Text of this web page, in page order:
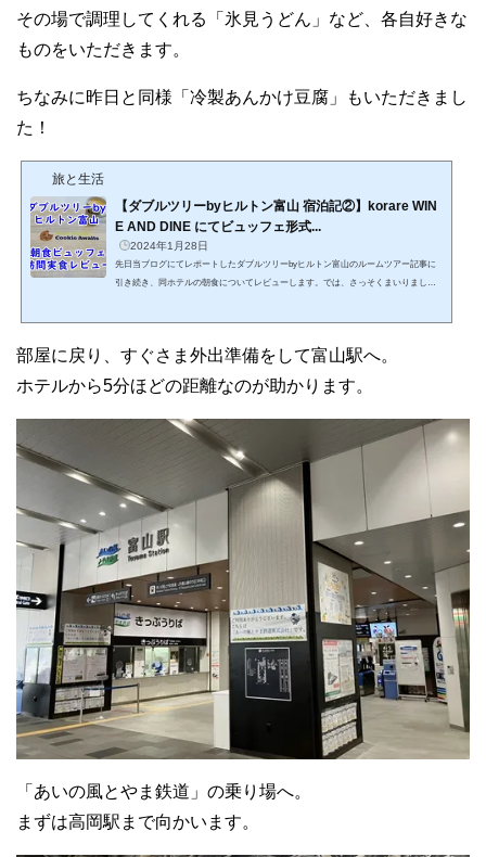
その場で調理してくれる「氷見うどん」など、各自好きな
ものをいただきます。
ちなみに昨日と同様「冷製あんかけ豆腐」もいただきまし
た！
旅と生活
【ダブルツリーbyヒルトン富山 宿泊記②】korare WIN
E AND DINE にてビュッフェ形式...
2024年1月28日
先日当ブログにてレポートしたダブルツリーbyヒルトン富山のルームツアー記事に
引き続き、同ホテルの朝食についてレビューします。では、さっそくまいりましょ
なります。クリスマスディナーをいただいたところと同じです。なお朝食の時間
は、6時半から10時（最終入店9時半）になります。ダブル...
部屋に戻り、すぐさま外出準備をして富山駅へ。
ホテルから5分ほどの距離なのが助かります。
「あいの風とやま鉄道」の乗り場へ。
まずは高岡駅まで向かいます。